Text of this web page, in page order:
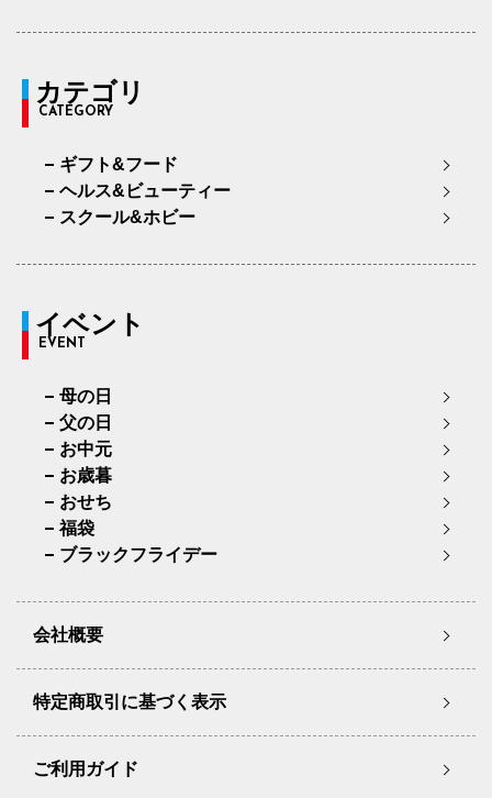
カテゴリ
CATEGORY
ギフト&フード
ヘルス&ビューティー
スクール&ホビー
イベント
EVENT
母の日
父の日
お中元
お歳暮
おせち
福袋
ブラックフライデー
会社概要
特定商取引に基づく表示
ご利用ガイド